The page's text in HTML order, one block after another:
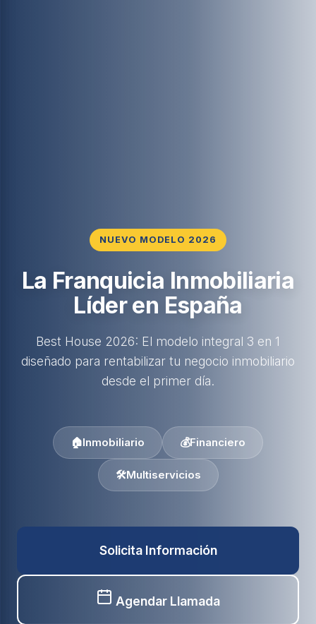
NUEVO MODELO 2026
La Franquicia Inmobiliaria
Líder en España
Best House 2026: El modelo integral 3 en 1
diseñado para rentabilizar tu negocio inmobiliario
desde el primer día.
🏠Inmobiliario 💰Financiero
🛠️Multiservicios
Solicita Información
Agendar Llamada